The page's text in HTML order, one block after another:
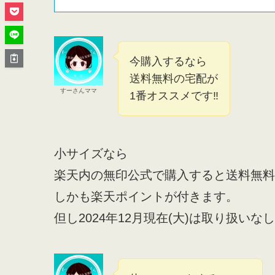
すーさんママ
今購入するなら
送料無料の宅配が
1番オススメです‼
小サイズなら
楽天内の無印公式で購入すると送料無料
しかも楽天ポイントが付きます。
但し2024年12月現在(大)は取り扱いな